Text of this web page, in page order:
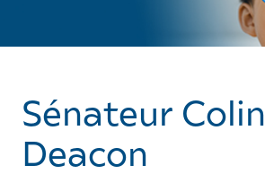
Sénateur Colin
Deacon